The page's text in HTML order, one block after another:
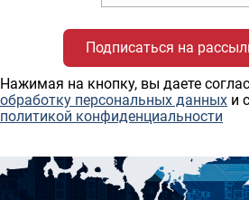
Нажимая на кнопку, вы даете
обработку персональных данных и
политикой конфиденциальности